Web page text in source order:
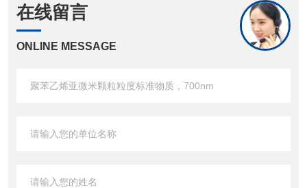
在线留言
ONLINE MESSAGE